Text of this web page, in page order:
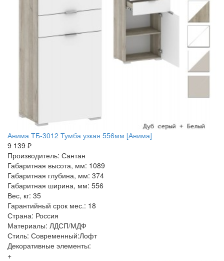
Анима ТБ-3012 Тумба узкая 556мм [Анима]
9 139 ₽
Производитель: Сантан
Габаритная высота, мм: 1089
Габаритная глубина, мм: 374
Габаритная ширина, мм: 556
Вес, кг: 35
Гарантийный срок мес.: 18
Страна: Россия
Материалы: ЛДСП/МДФ
Стиль: Современный:Лофт
Декоративные элементы:
+